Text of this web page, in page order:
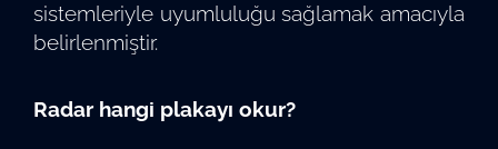
sistemleriyle uyumluluğu sağlamak amacıyla
belirlenmiştir.
Radar hangi plakayı okur?